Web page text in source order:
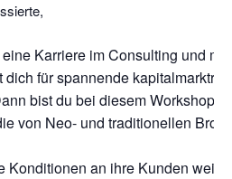
Karriere im Consulting und
für spannende
bist du bei diesem Workshop
von Neo- und traditionellen
Konditionen an ihre Kunden